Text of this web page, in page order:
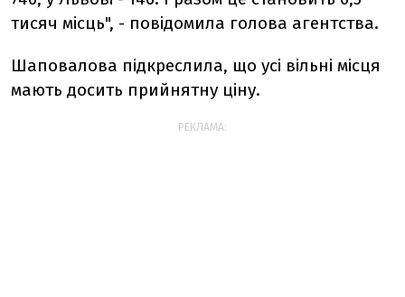
тисяч місць", - повідомила голова агентства.
Шаповалова підкреслила, що усі вільні місця
мають досить прийнятну ціну.
РЕКЛАМА: